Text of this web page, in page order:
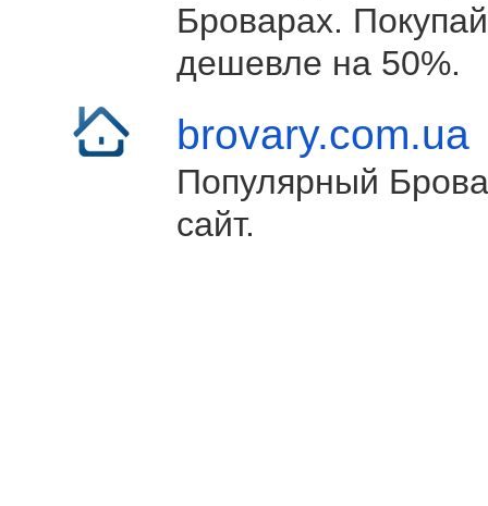
Броварах.
дешевле на 50%.
brovary.com.ua
Популярный
сайт.